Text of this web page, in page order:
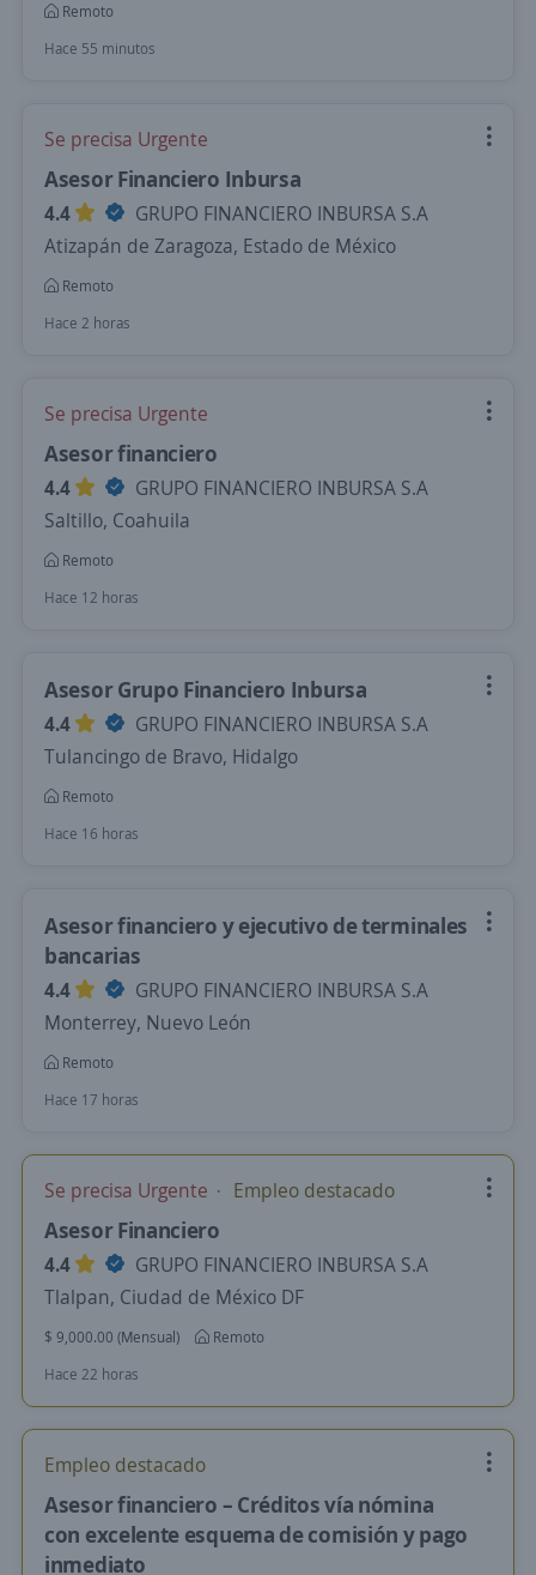
Remoto
Hace 55 minutos
Se precisa Urgente
Asesor Financiero Inbursa
4.4
GRUPO FINANCIERO INBURSA S.A
Atizapán de Zaragoza, Estado de México
Remoto
Hace 2 horas
Se precisa Urgente
Asesor financiero
4.4
GRUPO FINANCIERO INBURSA S.A
Saltillo, Coahuila
Remoto
Hace 12 horas
Asesor Grupo Financiero Inbursa
4.4
GRUPO FINANCIERO INBURSA S.A
Tulancingo de Bravo, Hidalgo
Remoto
Hace 16 horas
Asesor financiero y ejecutivo de terminales
bancarias
4.4
GRUPO FINANCIERO INBURSA S.A
Monterrey, Nuevo León
Remoto
Hace 17 horas
Se precisa Urgente Empleo destacado
Asesor Financiero
4.4
GRUPO FINANCIERO INBURSA S.A
Tlalpan, Ciudad de México DF
$ 9,000.00 (Mensual)
Remoto
Hace 22 horas
Empleo destacado
Asesor financiero – Créditos vía nómina
con excelente esquema de comisión y pago
inmediato